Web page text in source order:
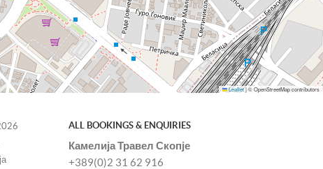
Leaflet|© OpenStreetMap contributors
ALL BOOKINGS & ENQUIRIES
Камелија Травел Скопје
+389(0)2 31 62 916